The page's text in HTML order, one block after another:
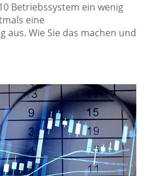
Betriebssystem ein wenig
eine
aus. Wie Sie das machen und